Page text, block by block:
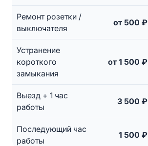
Ремонт розетки /
выключателя
от 500 ₽
Устранение
короткого
замыкания
от 1 500 ₽
Выезд + 1 час
работы
3 500 ₽
Последующий час
работы
1 500 ₽